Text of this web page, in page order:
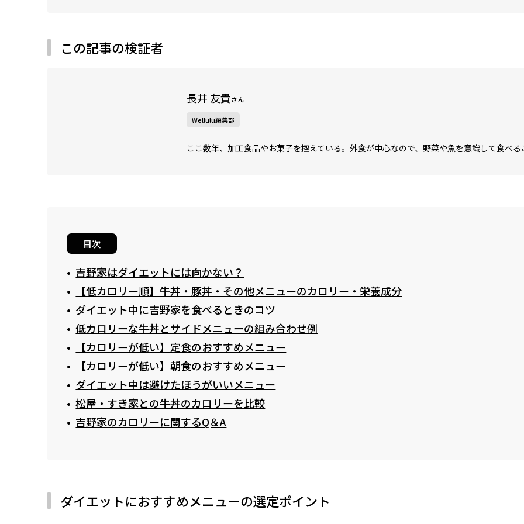
この記事の検証者
長井 友貴さん
Wellulu編集部
ここ数年、加工食品やお菓子を控えている。外食が中心なので、野菜や魚を意識して食べる
目次
吉野家はダイエットには向かない？
【低カロリー順】牛丼・豚丼・その他メニューのカロリー・栄養成分
ダイエット中に吉野家を食べるときのコツ
低カロリーな牛丼とサイドメニューの組み合わせ例
【カロリーが低い】定食のおすすめメニュー
【カロリーが低い】朝食のおすすめメニュー
ダイエット中は避けたほうがいいメニュー
松屋・すき家との牛丼のカロリーを比較
吉野家のカロリーに関するQ＆A
ダイエットにおすすめメニューの選定ポイント